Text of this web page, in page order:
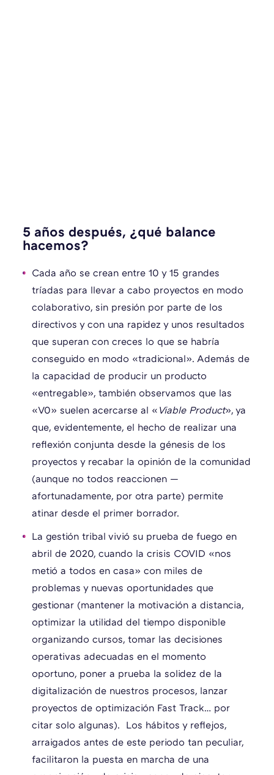
5 años después, ¿qué balance
hacemos?
Cada año se crean entre 10 y 15 grandes
tríadas para llevar a cabo proyectos en modo
colaborativo, sin presión por parte de los
directivos y con una rapidez y unos resultados
que superan con creces lo que se habría
conseguido en modo «tradicional». Además de
la capacidad de producir un producto
«entregable», también observamos que las
«V0» suelen acercarse al « Viable Product», ya
que, evidentemente, el hecho de realizar una
reflexión conjunta desde la génesis de los
proyectos y recabar la opinión de la comunidad
(aunque no todos reaccionen —
afortunadamente, por otra parte) permite
atinar desde el primer borrador.
La gestión tribal vivió su prueba de fuego en
abril de 2020, cuando la crisis COVID «nos
metió a todos en casa» con miles de
problemas y nuevas oportunidades que
gestionar (mantener la motivación a distancia,
optimizar la utilidad del tiempo disponible
organizando cursos, tomar las decisiones
operativas adecuadas en el momento
oportuno, poner a prueba la solidez de la
digitalización de nuestros procesos, lanzar
proyectos de optimización Fast Track… por
citar solo algunas). Los hábitos y reflejos,
arraigados antes de este periodo tan peculiar,
facilitaron la puesta en marcha de una